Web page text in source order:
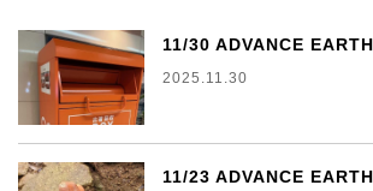
11/30 ADVANCE
2025.11.30
11/23 ADVANCE